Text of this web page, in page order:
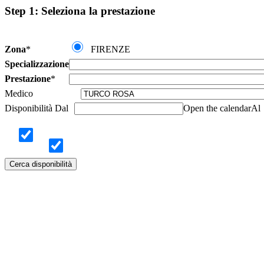
Step 1: Seleziona la prestazione
Zona*
FIRENZE
Specializzazione
Prestazione*
Medico
Disponibilità Dal
Open the calendarAl